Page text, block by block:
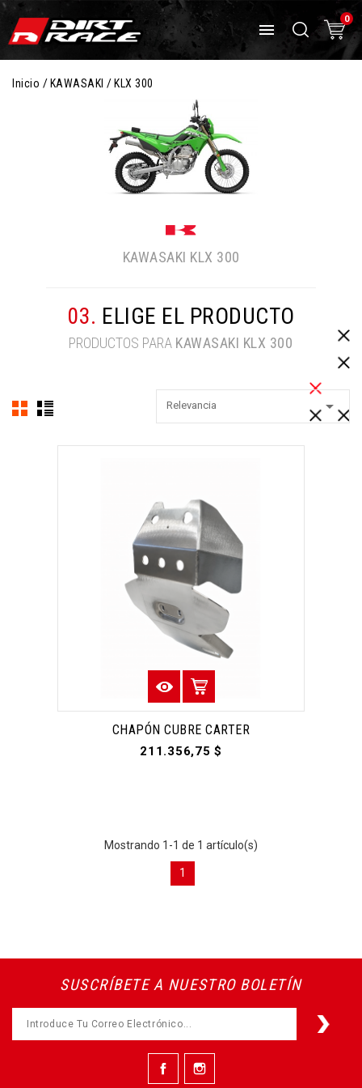

0
Inicio KAWASAKI KLX 300
KAWASAKI KLX 300
03. ELIGE EL PRODUCTO
PRODUCTOS PARA KAWASAKI KLX 300
Relevancia 
CHAPÓN CUBRE CARTER
211.356,75 $
Mostrando 1-1 de 1 artículo(s)
1
SUSCRÍBETE A NUESTRO BOLETÍN
FacebookInstagram